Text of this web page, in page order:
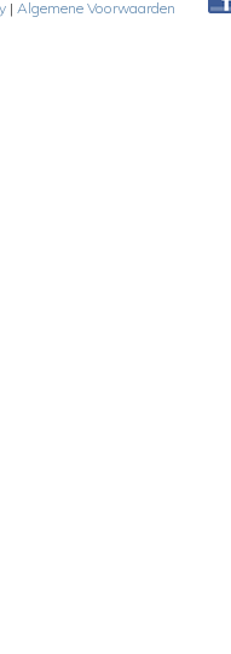
| Algemene Voorwaarden